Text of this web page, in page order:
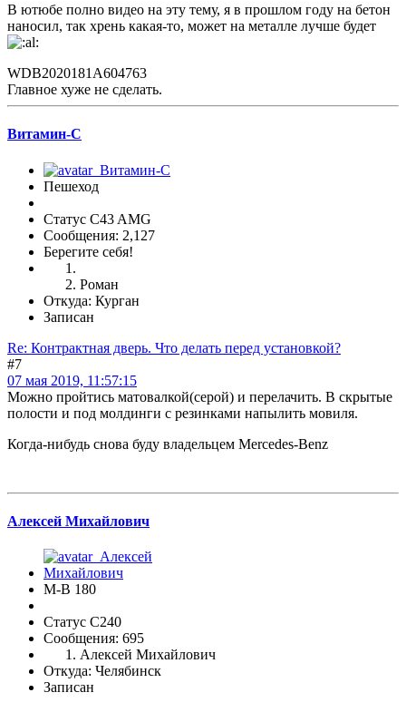
В ютюбе полно видео на эту тему, я в прошлом году на бетон
наносил, так хрень какая-то, может на металле лучше будет
WDB2020181A604763
Главное хуже не сделать.
Витамин-С
Пешеход
Статус C43 AMG
Сообщения: 2,127
Берегите себя!
Роман
Откуда: Курган
Записан
Re: Контрактная дверь. Что делать перед установкой?
#7
07 мая 2019, 11:57:15
Можно пройтись матовалкой(серой) и перелачить. В скрытые
полости и под молдинги с резинками напылить мовиля.
Когда-нибудь снова буду владельцем Mercedes-Benz
Алексей Михайлович
М-В 180
Статус C240
Сообщения: 695
Алексей Михайлович
Откуда: Челябинск
Записан